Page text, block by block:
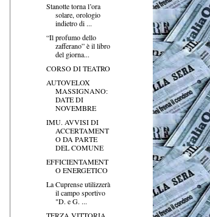
Stanotte torna l’ora
solare, orologio
indietro di ...
“Il profumo dello
zafferano” è il libro
del giorna...
CORSO DI TEATRO
AUTOVELOX
MASSIGNANO:
DATE DI
NOVEMBRE
IMU. AVVISI DI
ACCERTAMENT
O DA PARTE
DEL COMUNE
EFFICIENTAMENT
O ENERGETICO
La Cuprense utilizzerà
il campo sportivo
"D. e G. ...
TERZA VITTORIA